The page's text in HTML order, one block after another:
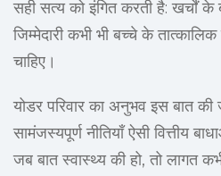
सही सत्य को इंगित करती है: खर्चों
जिम्मेदारी कभी भी बच्चे के
चाहिए।
योडर परिवार का अनुभव इस बात
सामंजस्यपूर्ण नीतियाँ ऐसी वित्तीय
जब बात स्वास्थ्य की हो, तो लागत